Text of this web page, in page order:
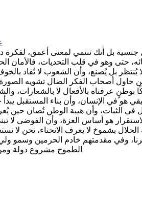
جنسية بل أنك تنتمي لمعنى أعمق،
حتى وهو في قلب التحديات، فالأمان
بل يُصنع، وأن الشعوب لا تُقاد
حاول أصحاب الفكر الضال تشويه
عرفناه بالأفعال لا بالشعارات،
هو في الإنسان، وأن بناء المستقبل
في الثبات، وأن هيبة الوطن تُصان حين
هو أساس العزة، وأن الفوضى لا
الحلال بشموخ لا يعرف الانحناء، نحن لا
وفي مقدمتهم خادم الحرمين وسمو
الطموح مشروع دولة